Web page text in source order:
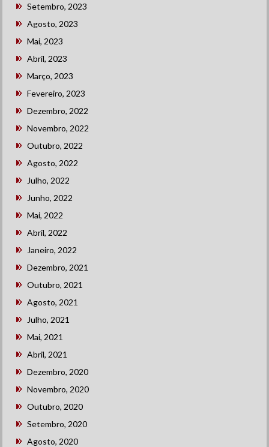
Setembro, 2023
Agosto, 2023
Mai, 2023
Abril, 2023
Março, 2023
Fevereiro, 2023
Dezembro, 2022
Novembro, 2022
Outubro, 2022
Agosto, 2022
Julho, 2022
Junho, 2022
Mai, 2022
Abril, 2022
Janeiro, 2022
Dezembro, 2021
Outubro, 2021
Agosto, 2021
Julho, 2021
Mai, 2021
Abril, 2021
Dezembro, 2020
Novembro, 2020
Outubro, 2020
Setembro, 2020
Agosto, 2020